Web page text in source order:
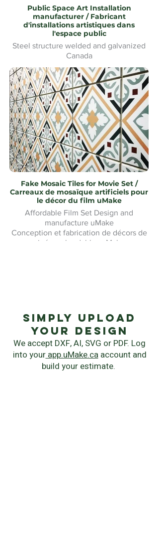
Public Space Art Installation
manufacturer / Fabricant
d'installations artistiques dans
l'espace public
Steel structure welded and galvanized
Canada
Fake Mosaic Tiles for Movie Set /
Carreaux de mosaïque artificiels pour
le décor du film uMake
Affordable Film Set Design and
manufacture uMake
Conception et fabrication de décors de
cinéma abordables uMake
Simply upload
your Design
We accept DXF, AI, SVG or PDF. Log
into yourapp.uMake.caaccount and
build your estimate.